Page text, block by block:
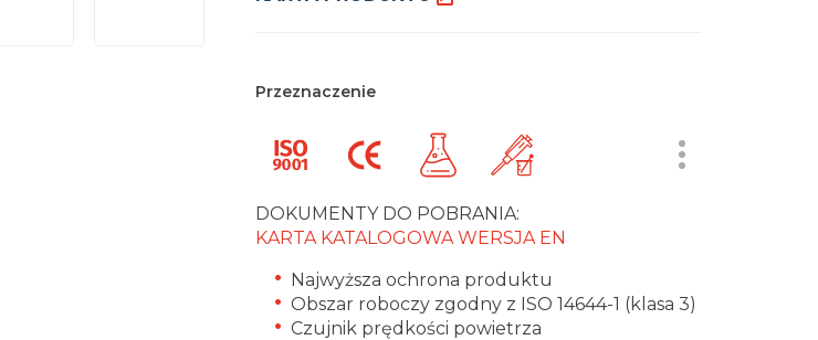
Przeznaczenie
DOKUMENTY DO POBRANIA:
KARTA KATALOGOWA WERSJA EN
Najwyższa ochrona produktu
Obszar roboczy zgodny z ISO 14644-1 (klasa 3)
Czujnik prędkości powietrza